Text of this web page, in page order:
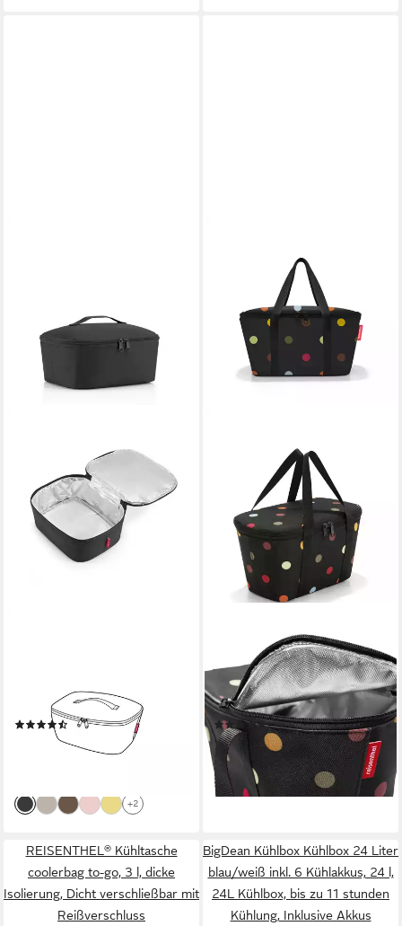
2-Wege-Reißverschluss
(9)
ab 21,37 € 24,95 €
+2
Kühltasche coolerbag XS, 4 l,
extradicke Isolierung, Dicht
schließender Deckel 2-Wege-
Reißverschluss
(17)
ab 18,77 €
lieferbar - in 3-4 Werktagen bei dir
REISENTHEL® Kühltasche
coolerbag to-go, 3 l, dicke
Isolierung, Dicht verschließbar mit
Reißverschluss
BigDean Kühlbox Kühlbox 24 Liter
blau/weiß inkl. 6 Kühlakkus, 24 l,
24L Kühlbox, bis zu 11 stunden
Kühlung, Inklusive Akkus